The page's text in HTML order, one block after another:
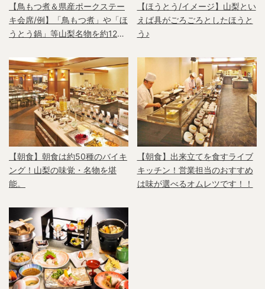
【鳥もつ煮＆県産ポークステー
キ会席/例】「鳥もつ煮」や「ほ
うとう鍋」等山梨名物を約12品
【ほうとう/イメージ】山梨とい
えば具がごろごろとしたほうと
う♪
【朝食】朝食は約50種のバイキ
ング！山梨の味覚・名物を堪
能。
【朝食】出来立てを食すライブ
キッチン！営業担当のおすすめ
は味が選べるオムレツです！！